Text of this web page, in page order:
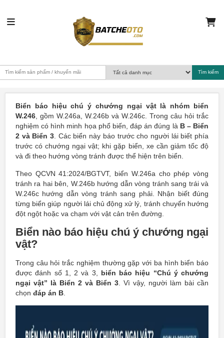
Biển báo hiệu chú ý chướng ngại vật là nhóm biển
W.246 , gồm W.246a, W.246b và W.246c. Trong câu hỏi trắc
nghiệm có hình minh họa phổ biến, đáp án đúng là B – Biển
2 và Biển 3 . Các biển này báo trước cho người lái biết phía
trước có chướng ngại vật; khi gặp biển, xe cần giảm tốc độ
và đi theo hướng vòng tránh được thể hiện trên biển.
Theo QCVN 41:2024/BGTVT, biển W.246a cho phép vòng
tránh ra hai bên, W.246b hướng dẫn vòng tránh sang trái và
W.246c hướng dẫn vòng tránh sang phải. Nhận biết đúng
từng biển giúp người lái chủ động xử lý, tránh chuyển hướng
đột ngột hoặc va chạm với vật cản trên đường.
Biển nào báo hiệu chú ý chướng ngại
vật?
Trong câu hỏi trắc nghiệm thường gặp với ba hình biển báo
được đánh số 1, 2 và 3, biển báo hiệu “Chú ý chướng
ngại vật” là Biển 2 và Biển 3 . Vì vậy, người làm bài cần
chọn đáp án B